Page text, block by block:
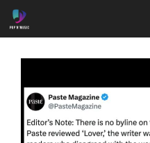
Aller
au